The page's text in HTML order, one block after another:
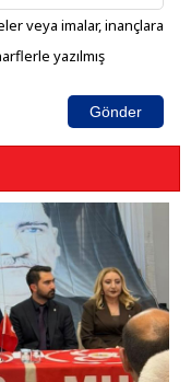
veya imalar, inançlara
yazılmış
Gönder